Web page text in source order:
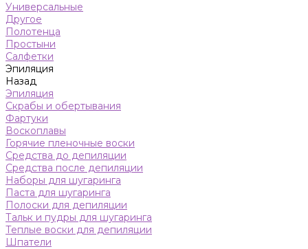
Универсальные
Другое
Полотенца
Простыни
Салфетки
Эпиляция
Назад
Эпиляция
Скрабы и обертывания
Фартуки
Воскоплавы
Горячие пленочные воски
Средства до депиляции
Средства после депиляции
Наборы для шугаринга
Паста для шугаринга
Полоски для депиляции
Тальк и пудры для шугаринга
Теплые воски для депиляции
Шпатели